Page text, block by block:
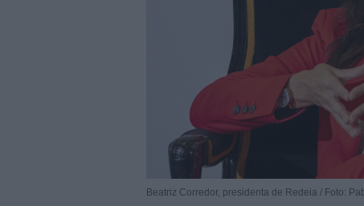
Beatriz Corredor, presidenta de Redeia / Foto: